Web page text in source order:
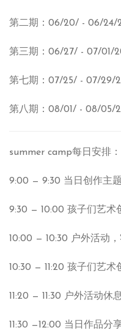
第二期：06/20/ - 06/24/
第三期：06/27/ - 07/01/
第七期：07/25/ - 07/29/
第八期：08/01/ - 08/05/
summer camp每日安排：
9:00 — 9:30 当日创作主
9:30 — 10:00 孩子们艺术
10:00 — 10:30 户外活动，
10:30 — 11:20 孩子们艺术
11:20 — 11:30 户外活动休息
11:30 —12:00 当日作品分